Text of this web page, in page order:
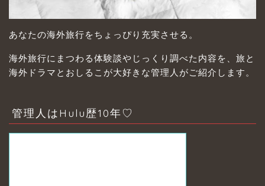
あなたの海外旅行をちょっぴり充実させる。
海外旅行にまつわる体験談やじっくり調べた内容を、旅と
海外ドラマとおしるこが大好きな管理人がご紹介します。
管理人はHulu歴10年♡